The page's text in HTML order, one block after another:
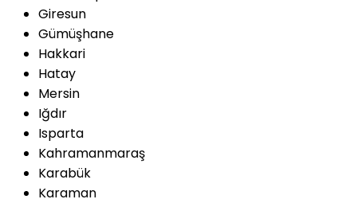
Giresun
Gümüşhane
Hakkari
Hatay
Mersin
Iğdır
Isparta
Kahramanmaraş
Karabük
Karaman